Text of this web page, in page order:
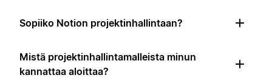
Sopiiko Notion projektinhallintaan?
Mistä projektinhallintamalleista minun
kannattaa aloittaa?